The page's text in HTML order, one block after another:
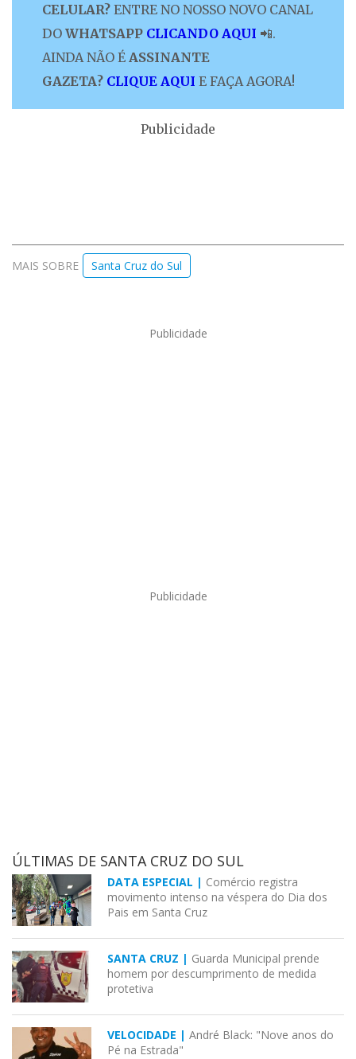
CELULAR? ENTRE NO NOSSO NOVO CANAL
DO WHATSAPP CLICANDO AQUI 📲.
AINDA NÃO É ASSINANTE
GAZETA? CLIQUE AQUI E FAÇA AGORA!
Publicidade
MAIS SOBRE Santa Cruz do Sul
Publicidade
Publicidade
ÚLTIMAS DE SANTA CRUZ DO SUL
DATA ESPECIAL | Comércio registra
movimento intenso na véspera do Dia dos
Pais em Santa Cruz
SANTA CRUZ | Guarda Municipal prende
homem por descumprimento de medida
protetiva
VELOCIDADE | André Black: "Nove anos do
Pé na Estrada"